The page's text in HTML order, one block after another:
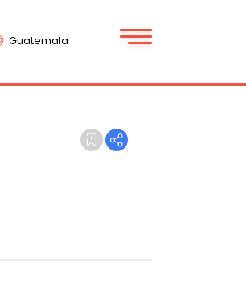
Guatemala